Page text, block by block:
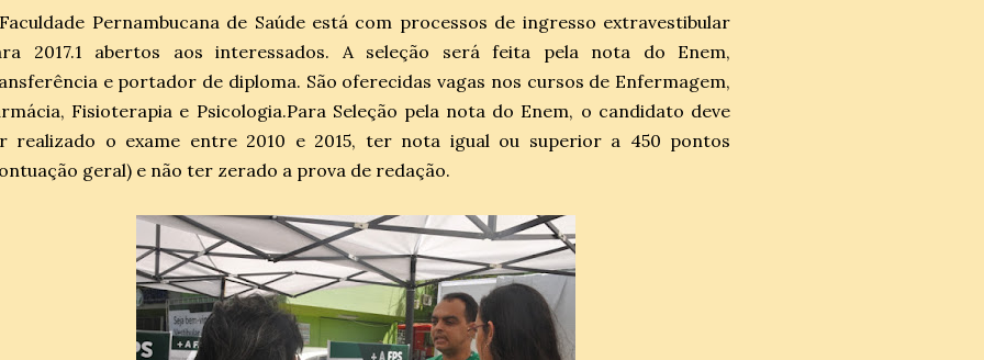
Pernambucana de Saúde está com processos de ingresso extravestibular
2017.1 abertos aos interessados. A seleção será feita pela nota do Enem,
e portador de diploma. São oferecidas vagas nos cursos de Enfermagem,
Fisioterapia e Psicologia.Para Seleção pela nota do Enem, o candidato deve
realizado o exame entre 2010 e 2015, ter nota igual ou superior a 450 pontos
geral) e não ter zerado a prova de redação.